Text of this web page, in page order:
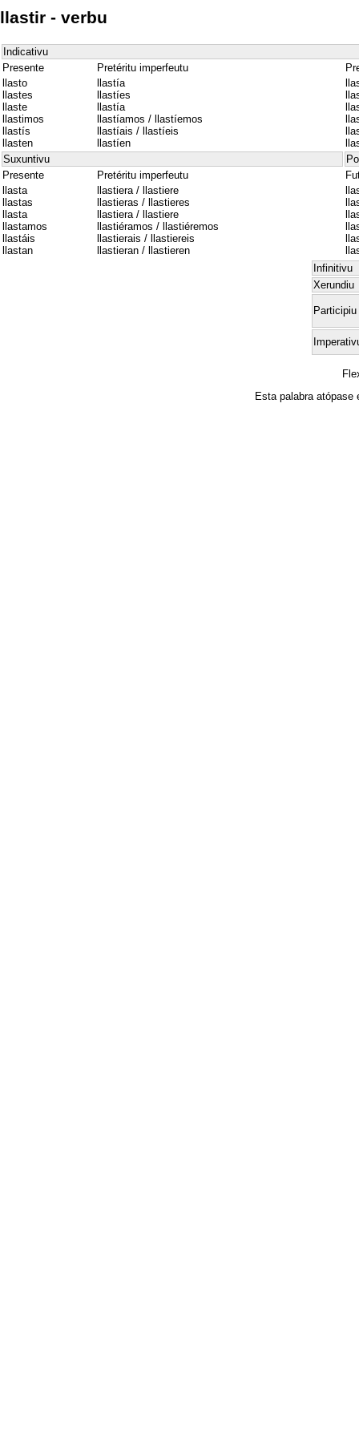
llastir - verbu
Indicativu
Presente
Pretéritu imperfeutu
llasto
llastes
llaste
llastimos
llastís
llasten
llastía
llastíes
llastía
llastíamos / llastíemos
llastíais / llastíeis
llastíen
Suxuntivu
Presente
Pretéritu imperfeutu
llasta
llastas
llasta
llastamos
llastáis
llastan
llastiera / llastiere
llastieras / llastieres
llastiera / llastiere
llastiéramos / llastiéremos
llastierais / llastiereis
llastieran / llastieren
Infinitivu
Xerundiu
Participiu
Esta palabra atópase